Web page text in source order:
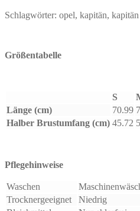
Schlagwörter: opel, kapitän,
Größentabelle
S
Länge (cm)
70.99
Halber Brustumfang (cm) 45.72
Pflegehinweise
Waschen
Trocknergeeignet
Niedrig